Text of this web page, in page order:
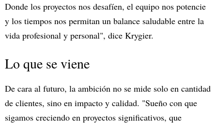
Donde los proyectos nos desafíen, el equipo nos potencie
y los tiempos nos permitan un balance saludable entre la
vida profesional y personal", dice Krygier.
Lo que se viene
De cara al futuro, la ambición no se mide solo en cantidad
de clientes, sino en impacto y calidad. "Sueño con que
sigamos creciendo en proyectos significativos, que